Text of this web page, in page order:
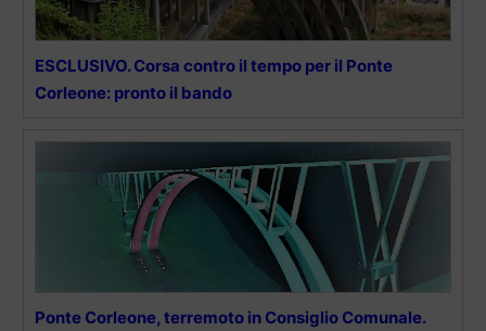
ESCLUSIVO. Corsa contro il tempo per il Ponte
Corleone: pronto il bando
Ponte Corleone, terremoto in Consiglio Comunale.